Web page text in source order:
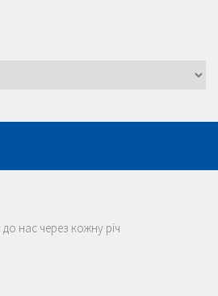
нас через кожну річ